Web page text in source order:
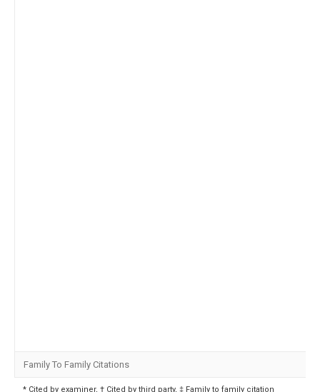
Family To Family Citations
* Cited by examiner, † Cited by third party, ‡ Family to family citation